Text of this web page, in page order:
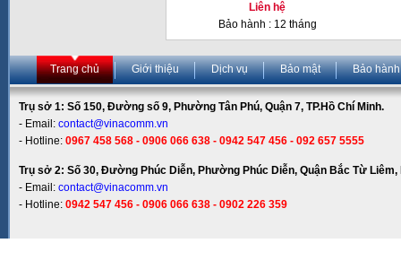
Liên hệ
Bảo hành : 12 tháng
Trang chủ Giới thiệu Dịch vụ Bảo mật Bảo hành
Trụ sở 1: Số 150, Đường số 9, Phường Tân Phú, Quận 7, TP.Hồ Chí Minh.
- Email: contact@vinacomm.vn
- Hotline: 0967 458 568 - 0906 066 638 - 0942 547 456 - 092 657 5555
Trụ sở 2: Số 30, Đường Phúc Diễn, Phường Phúc Diễn, Quận Bắc Từ Liêm,
- Email: contact@vinacomm.vn
- Hotline: 0942 547 456 - 0906 066 638 - 0902 226 359